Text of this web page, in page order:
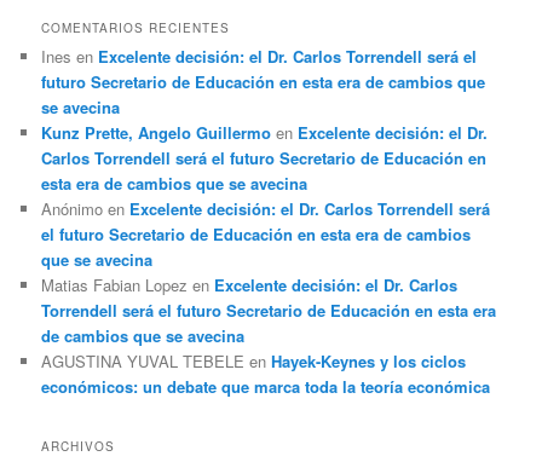
COMENTARIOS RECIENTES
Ines en Excelente decisión: el Dr. Carlos Torrendell será el
futuro Secretario de Educación en esta era de cambios que
se avecina
Kunz Prette, Angelo Guillermo en Excelente decisión: el Dr.
Carlos Torrendell será el futuro Secretario de Educación en
esta era de cambios que se avecina
Anónimo en Excelente decisión: el Dr. Carlos Torrendell será
el futuro Secretario de Educación en esta era de cambios
que se avecina
Matias Fabian Lopez en Excelente decisión: el Dr. Carlos
Torrendell será el futuro Secretario de Educación en esta era
de cambios que se avecina
AGUSTINA YUVAL TEBELE enHayek-Keynes y los ciclos
económicos: un debate que marca toda la teoría económica
ARCHIVOS